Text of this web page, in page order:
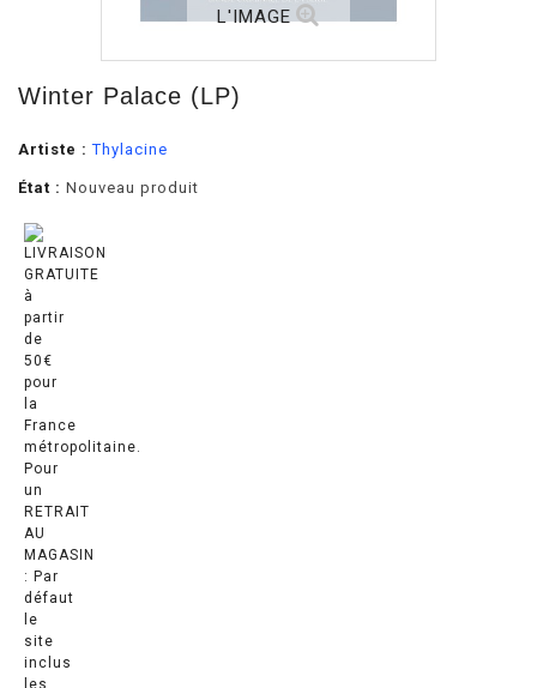
L'IMAGE
Winter Palace (LP)
Artiste : Thylacine
État : Nouveau produit